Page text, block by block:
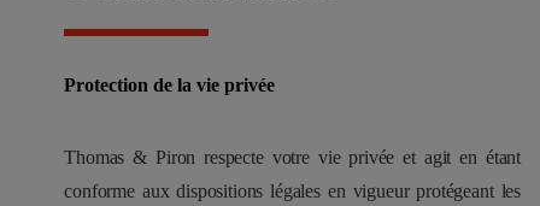
Protection de la vie privée
Thomas & Piron respecte votre vie privée et agit en étant
conforme aux dispositions légales en vigueur protégeant les